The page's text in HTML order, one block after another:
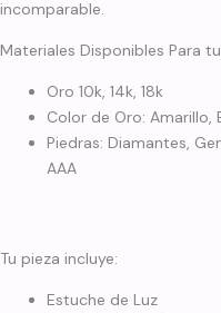
incomparable.
Materiales Disponibles Para
Oro 10k, 14k, 18k
Color de Oro: Amarillo,
Piedras: Diamantes,
AAA
Tu pieza incluye:
Estuche de Luz